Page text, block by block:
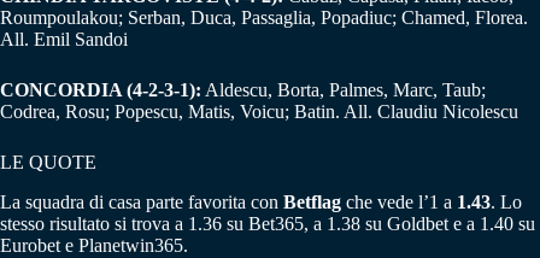
Roumpoulakou; Serban, Duca, Passaglia, Popadiuc; Chamed, Florea.
All. Emil Sandoi
CONCORDIA (4-2-3-1): Aldescu, Borta, Palmes, Marc, Taub;
Codrea, Rosu; Popescu, Matis, Voicu; Batin. All. Claudiu Nicolescu
LE QUOTE
La squadra di casa parte favorita con Betflag che vede l’1 a 1.43. Lo
stesso risultato si trova a 1.36 su Bet365, a 1.38 su Goldbet e a 1.40 su
Eurobet e Planetwin365.